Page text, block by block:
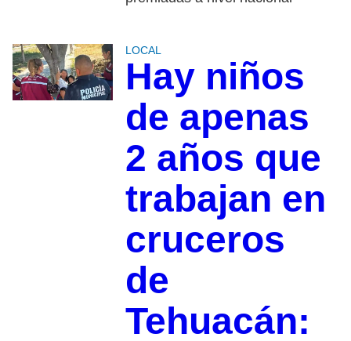
LOCAL
Hay niños
de apenas
2 años que
trabajan en
cruceros
de
Tehuacán: